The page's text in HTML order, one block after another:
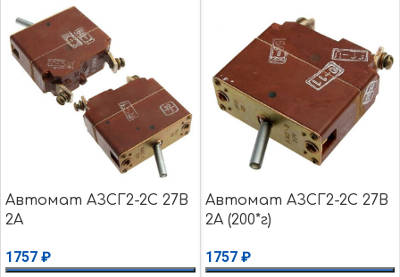
Автомат АЗСГ2-2С 27В
2А
1757 ₽
Автомат АЗСГ2-2С 27В
2А (200*г)
1757 ₽